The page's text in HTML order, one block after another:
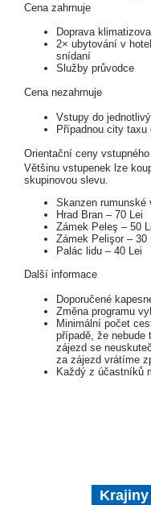
Cena zahrnuje
Doprava
2× ubytování v
snídaní
Služby průvodce
Cena nezahrnuje
Vstupy do
Případnou city
Orientační ceny vstupného
Většinu vstupenek lze
skupinovou slevu.
Skanzen rumunské
Hrad Bran – 70 Lei
Zámek Peleş – 50
Zámek Pelişor – 30
Palác lidu – 40 Lei
Další informace
Doporučené
Změna programu
Minimální počet
případě, že nebude
zájezd se
za zájezd vrátíme
Každý z účastníků
Krajiny